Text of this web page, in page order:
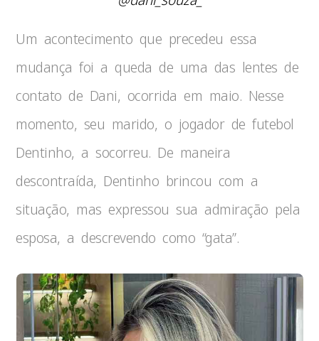
Um acontecimento que precedeu essa
mudança foi a queda de uma das lentes de
contato de Dani, ocorrida em maio. Nesse
momento, seu marido, o jogador de futebol
Dentinho, a socorreu. De maneira
descontraída, Dentinho brincou com a
situação, mas expressou sua admiração pela
esposa, a descrevendo como “gata”.